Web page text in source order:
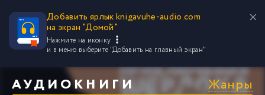
Добавить ярлык knigavuhe-audio.com
на экран "Домой"
Нажмите на иконку
и в меню выберите "Добавить на главный экран"
АУДИОКНИГИ Жанры